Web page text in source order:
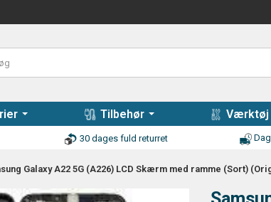
Tilbehør Værktøj
30 dages fuld returret
Galaxy A22 5G (A226) LCD Skærm med ramme (Sort)